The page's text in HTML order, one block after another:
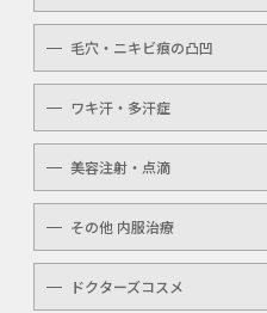
レーザートーニング
ケミカルピーリング
毛穴・ニキビ痕の凸凹
YAGシャワー
毛穴洗浄
ワキ汗・多汗症
ボトックスボツラックス
ボトックスビスタ
美容注射・点滴
高濃度ビタミンC点滴
白玉注射・点滴
ニキビ・美肌注射・点滴
その他 内服治療
美白内服治療
ドクターズコスメ